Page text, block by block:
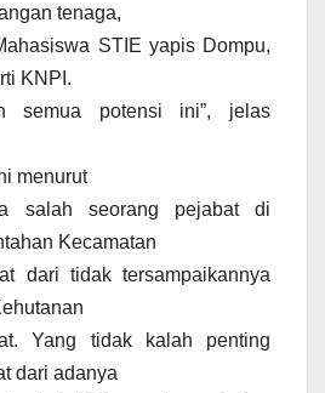
tenaga,
STIE yapis Dompu,
KNPI.
semua potensi ini”, jelas
menurut
salah seorang pejabat di
Kecamatan
dari tidak tersampaikannya
Yang tidak kalah penting
dari adanya